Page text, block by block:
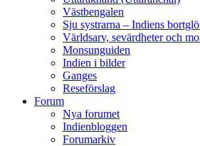
Västbengalen
Sju systrarna – Indiens
Världsarv, sevärdheter och
Monsunguiden
Indien i bilder
Ganges
Reseförslag
Forum
Nya forumet
Indienbloggen
Forumarkiv